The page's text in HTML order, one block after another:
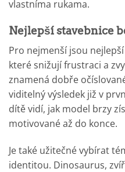
vlastníma rukama.
Nejlepší stavebnice
Pro nejmenší jsou
které snižují frustraci a
znamená dobře
viditelný výsledek již v
dítě vidí, jak model brzy
motivované až do konce.
Je také užitečné vybírat
identitou. Dinosaurus,